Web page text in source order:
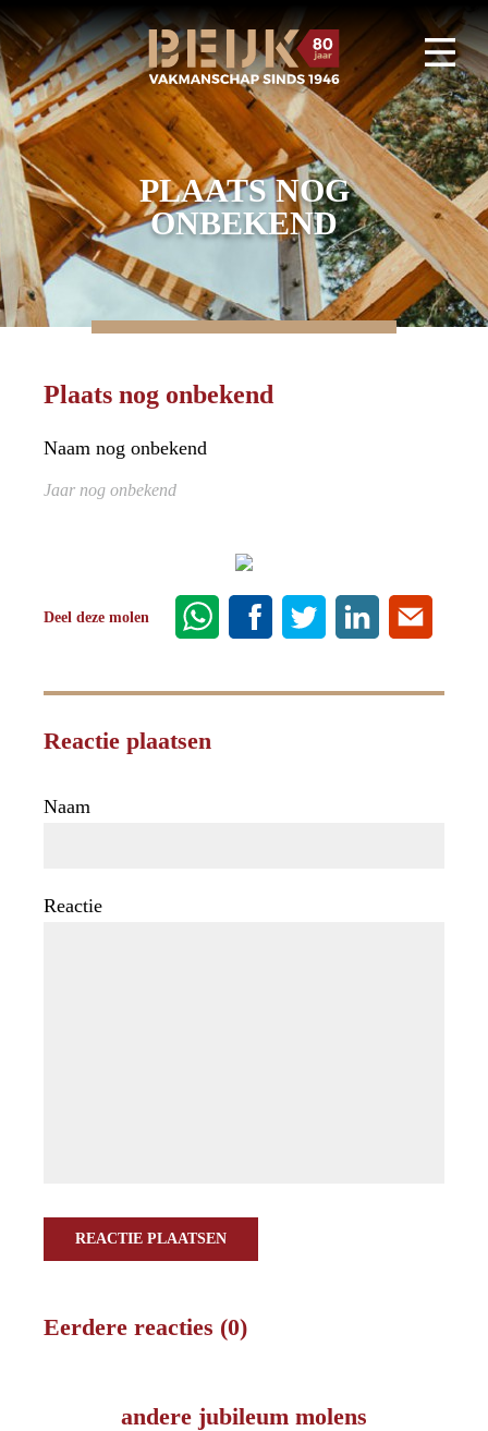
PLAATS NOG
ONBEKEND
Plaats nog onbekend
Naam nog onbekend
Jaar nog onbekend
Deel deze molen
Reactie plaatsen
Naam
Reactie
REACTIE PLAATSEN
Eerdere reacties (0)
andere jubileum molens